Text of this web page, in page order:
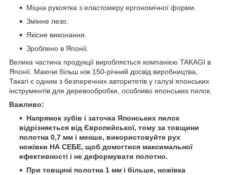
Міцна рукоятка з еластомеру ергономічної форми.
Змінне лезо.
Якісне виконання.
Зроблено в Японії.
Велика частина продукції виробляється компанією TAKAGI в
Японії. Маючи більш ніж 150-річний досвід виробництва,
Такагі є одним з безперечних авторитетів у галузі японських
інструментів для деревообробки, особливо японських пилок.
Важливо:
Напрямок зубів і заточка Японських пилок
відрізняється від Європейської, тому за товщини
полотна 0,7 мм і менше, використовуйте рух
ножівки НА СЕБЕ, щоб домогтися максимальної
ефективності і не деформувати полотно.
При товщині полотна 1 мм і більше, ножівка